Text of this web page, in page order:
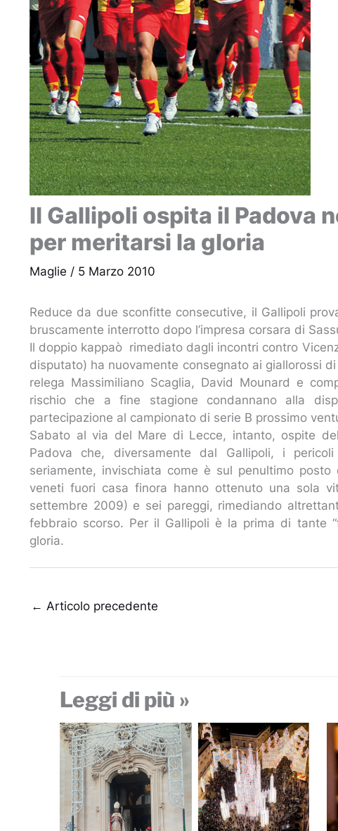
Il Gallipoli ospita il Padova
per meritarsi la gloria
Maglie / 5 Marzo 2010
Reduce da due sconfitte consecutive, il Gallipoli
bruscamente interrotto dopo l’impresa corsara di
Il doppio kappaò rimediato dagli incontri contro
disputato) ha nuovamente consegnato ai giallorossi
relega Massimiliano Scaglia, David Mounard e
rischio che a fine stagione condannano alla
partecipazione al campionato di serie B prossimo
Sabato al via del Mare di Lecce, intanto, ospite
Padova che, diversamente dal Gallipoli, i
seriamente, invischiata come è sul penultimo
veneti fuori casa finora hanno ottenuto una sola
settembre 2009) e sei pareggi, rimediando
febbraio scorso. Per il Gallipoli è la prima di tante
gloria.
← Articolo precedente
Leggi di più »